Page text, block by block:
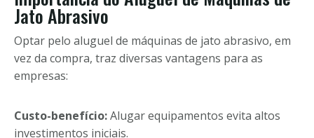
Jato Abrasivo
Optar pelo aluguel de máquinas de jato abrasivo, em
vez da compra, traz diversas vantagens para as
empresas:
Custo-benefício:Alugar equipamentos evita altos
investimentos iniciais.